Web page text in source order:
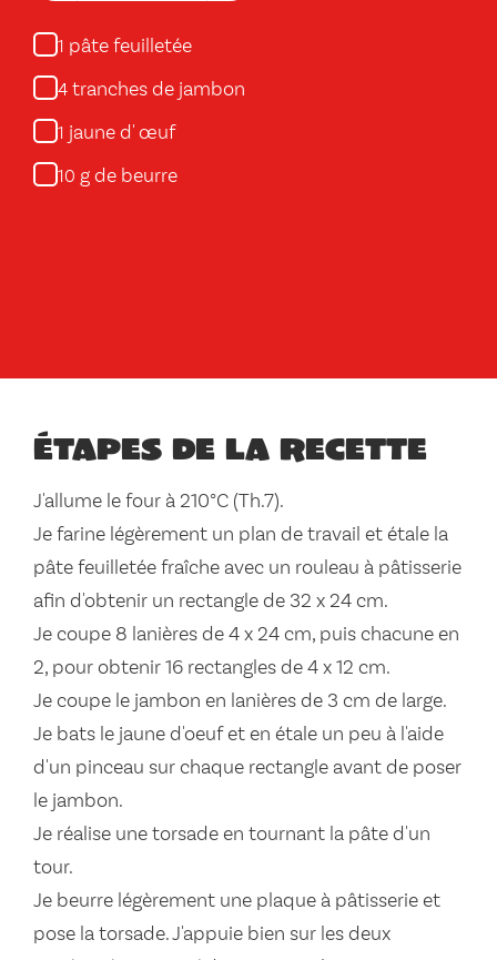
1 pâte feuilletée
4 tranches de jambon
1 jaune d' œuf
10 g de beurre
Étapes de la recette
J'allume le four à 210°C (Th.7).
Je farine légèrement un plan de travail et étale la
pâte feuilletée fraîche avec un rouleau à pâtisserie
afin d'obtenir un rectangle de 32 x 24 cm.
Je coupe 8 lanières de 4 x 24 cm, puis chacune en
2, pour obtenir 16 rectangles de 4 x 12 cm.
Je coupe le jambon en lanières de 3 cm de large.
Je bats le jaune d'oeuf et en étale un peu à l'aide
d'un pinceau sur chaque rectangle avant de poser
le jambon.
Je réalise une torsade en tournant la pâte d'un
tour.
Je beurre légèrement une plaque à pâtisserie et
pose la torsade. J'appuie bien sur les deux